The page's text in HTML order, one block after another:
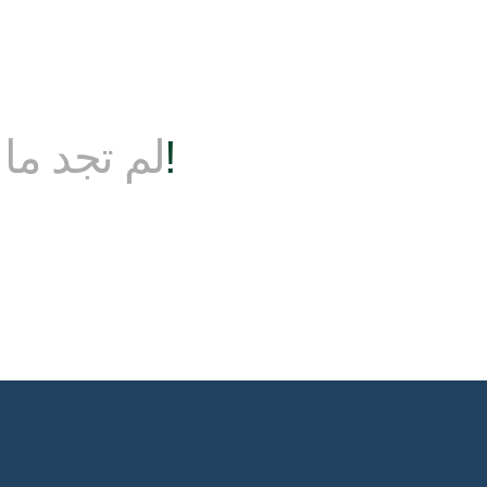
لم تجدابقى على تواصل!